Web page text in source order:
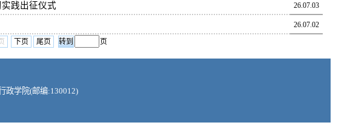
践出征仪式 26.07.03
26.07.02
下页 尾页 页
政学院(邮编:130012)